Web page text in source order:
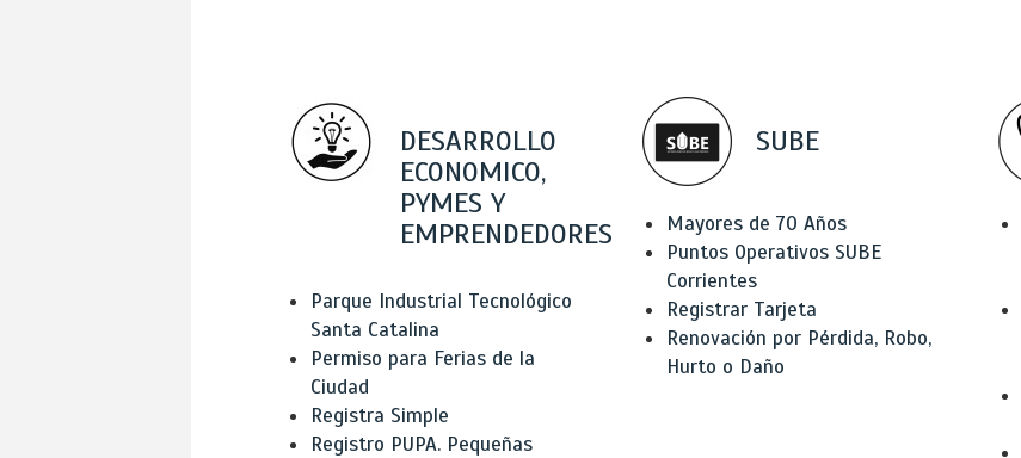
DESARROLLO
ECONOMICO,
PYMES Y
EMPRENDEDORES
Parque Industrial Tecnológico
Santa Catalina
Permiso para Ferias de la
Ciudad
Registra Simple
Registro PUPA. Pequeñas
SUBE
Mayores de 70 Años
Puntos Operativos SUBE
Corrientes
Registrar Tarjeta
Renovación por Pérdida, Robo,
Hurto o Daño